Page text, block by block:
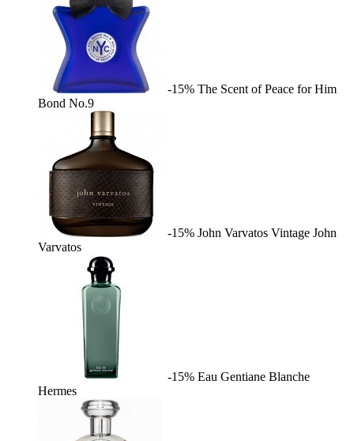
-15% The Scent of Peace for Him
Bond No.9
-15% John Varvatos Vintage John
Varvatos
-15% Eau Gentiane Blanche
Hermes